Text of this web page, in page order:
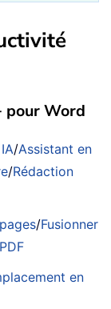
pour Word
/Assistant en
/Rédaction
/Fusionner
en